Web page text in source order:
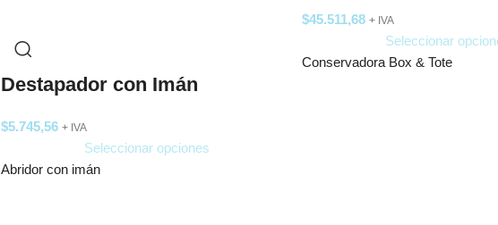
Destapador con Imán
$5.745,56 + IVA
Seleccionar opciones
Abridor con imán
$45.511,68 + IVA
Seleccionar
Conservadora Box & Tote